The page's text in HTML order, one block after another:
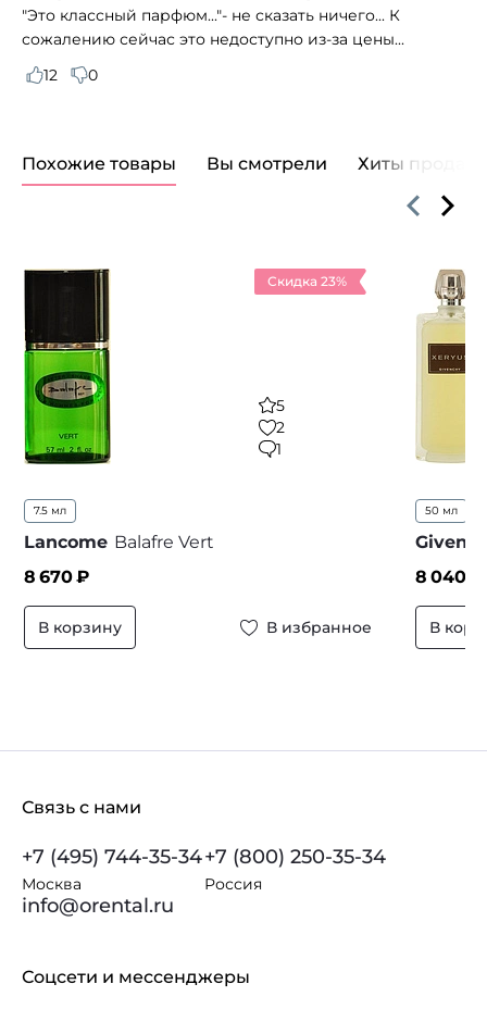
"Это классный парфюм..."- не сказать ничего... К
сожалению сейчас это недоступно из-за цены...
12
0
Похожие товары Вы смотрели Хиты продаж
Скидка 23%
5
2
1
7.5 мл
Lancome Balafre Vert
8 670₽
В корзину В избранное
50 мл
8 040
В
Связь с нами
+7 (495) 744-35-34
Москва
+7 (800) 250-35-34
Россия
info@orental.ru
Соцсети и мессенджеры